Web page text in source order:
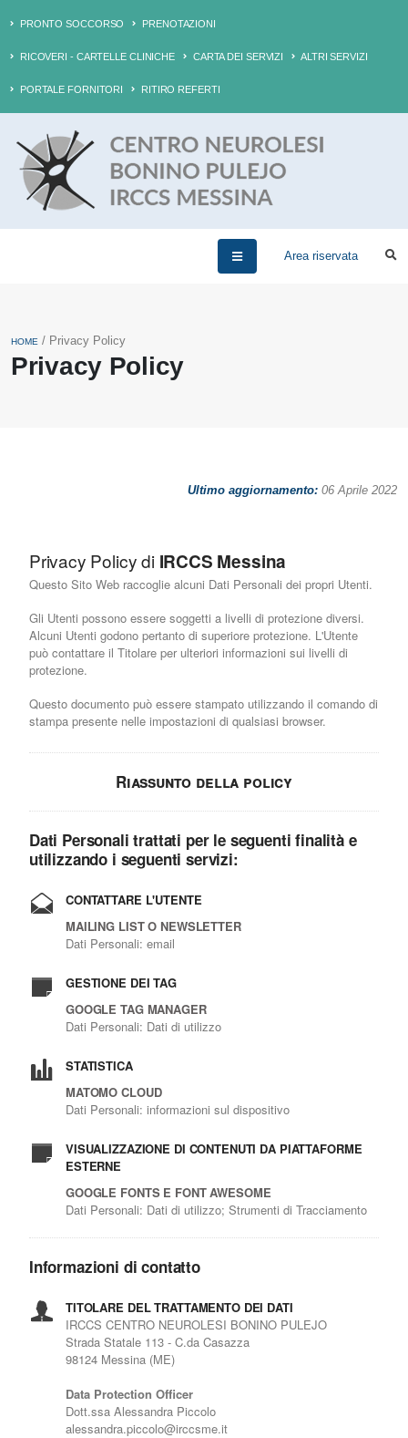
PRONTO SOCCORSO PRENOTAZIONI
RICOVERI - CARTELLE CLINICHE CARTA DEI SERVIZI ALTRI SERVIZI
PORTALE FORNITORI RITIRO REFERTI
Area riservata
Privacy Policy
HOME / Privacy Policy
Ultimo aggiornamento: 06 Aprile 2022
Privacy Policy di IRCCS Messina
Questo Sito Web raccoglie alcuni Dati Personali dei propri Utenti.
Gli Utenti possono essere soggetti a livelli di protezione diversi.
Alcuni Utenti godono pertanto di superiore protezione. L'Utente
può contattare il Titolare per ulteriori informazioni sui livelli di
protezione.
Questo documento può essere stampato utilizzando il comando di
stampa presente nelle impostazioni di qualsiasi browser.
Riassunto della policy
Dati Personali trattati per le seguenti finalità e
utilizzando i seguenti servizi:
CONTATTARE L'UTENTE
MAILING LIST O NEWSLETTER
Dati Personali: email
GESTIONE DEI TAG
GOOGLE TAG MANAGER
Dati Personali: Dati di utilizzo
STATISTICA
MATOMO CLOUD
Dati Personali: informazioni sul dispositivo
VISUALIZZAZIONE DI CONTENUTI DA PIATTAFORME
ESTERNE
GOOGLE FONTS E FONT AWESOME
Dati Personali: Dati di utilizzo; Strumenti di Tracciamento
Informazioni di contatto
TITOLARE DEL TRATTAMENTO DEI DATI
IRCCS CENTRO NEUROLESI BONINO PULEJO
Strada Statale 113 - C.da Casazza
98124 Messina (ME)
Data Protection Officer
Dott.ssa Alessandra Piccolo
alessandra.piccolo@irccsme.it